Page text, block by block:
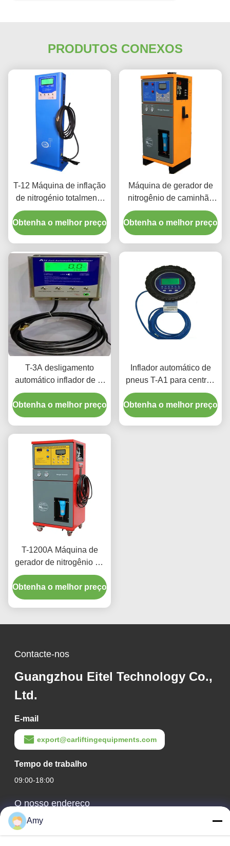
PRODUTOS CONEXOS
T-12 Máquina de inflação
de nitrogénio totalmente
automática para pressão
de pneus de precisão
Obtenha o melhor preço
Máquina de gerador de
nitrogênio de caminhão
leve e carro 99% de
pureza de N2 para pneus
Obtenha o melhor preço
T-3A desligamento
automático inflador de ar
digital inteligente com
para carros e ônibus
Obtenha o melhor preço
Inflador automático de
pneus T-A1 para centros
de serviço de automóveis
e camiões
Obtenha o melhor preço
T-1200A Máquina de
gerador de nitrogênio de
alta eficiência 97% de
pureza para encher
pneus de carro
Obtenha o melhor preço
Contacte-nos
Guangzhou Eitel Technology Co.,
Ltd.
E-mail
export@carliftingequipments.com
Tempo de trabalho
09:00-18:00
O nosso endereço
Endereço da empresa
Estrada nacional 106, distrito de Huadu, cidade de
Amy